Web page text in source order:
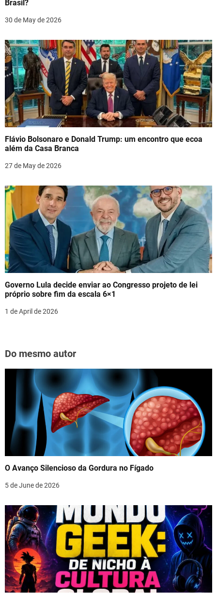
i
o
n
Brasil?
30 de May de 2026
Flávio Bolsonaro e Donald Trump: um encontro que ecoa
além da Casa Branca
27 de May de 2026
Governo Lula decide enviar ao Congresso projeto de lei
próprio sobre fim da escala 6×1
1 de April de 2026
Do mesmo autor
O Avanço Silencioso da Gordura no Fígado
5 de June de 2026